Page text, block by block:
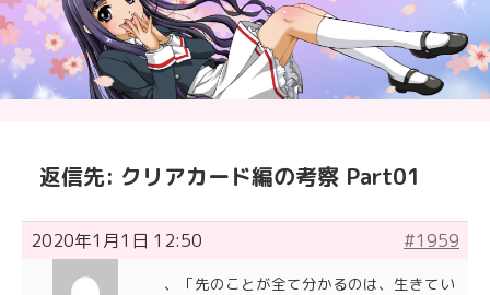
返信先: クリアカード編の考察 Part01
2020年1月1日 12:50 #1959
、「先のことが全て分かるのは、生きてい